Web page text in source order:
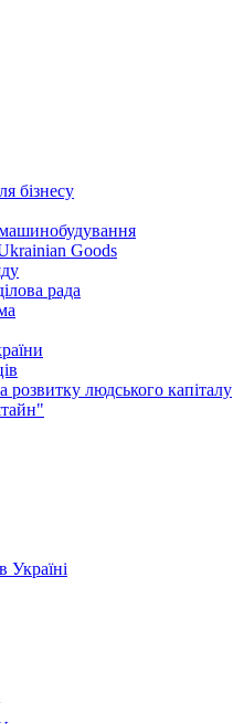
бізнесу
Goods
рада
розвитку людського капіталу
Україні